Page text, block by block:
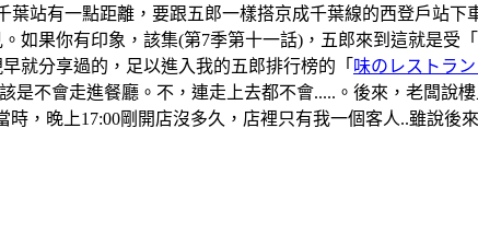
葉站有一點距離，要跟五郎一樣搭京成千葉線的西登戶站
如果你有印象，該集(第7季第十一話)，五郎來到這就是受
就分享過的，足以進入我的五郎排行榜的「 味のレストラ
是不會走進餐廳。不，連走上去都不會.....。後來，老闆說
，晚上17:00剛開店沒多久，店裡只有我一個客人..雖說後